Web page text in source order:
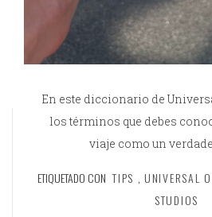
En este diccionario de
los términos que debes
viaje como un
ETIQUETADO CON TIPS , UNIVERSAL
STUDIOS